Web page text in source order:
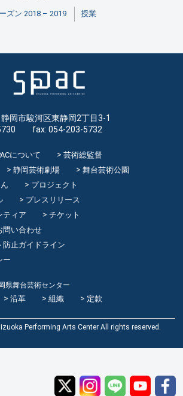
ズン 2018 – 2019 授業
岡市駿河区東静岡2丁目3-1
fax: 054-203-5732
について
芸術総監督
静岡芸術劇場
舞台芸術公園
プロジェクト
プレスリリース
ティア
チケット
問い合わせ
防止ガイドライン
ー
県舞台芸術センター
沿革 組織 定款
Performing Arts Center All rights reserved.